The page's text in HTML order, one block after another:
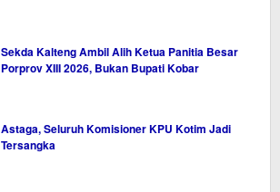
Sekda Kalteng Ambil Alih Ketua Panitia Besar
Porprov XIII 2026, Bukan Bupati Kobar
Astaga, Seluruh Komisioner KPU Kotim Jadi
Tersangka